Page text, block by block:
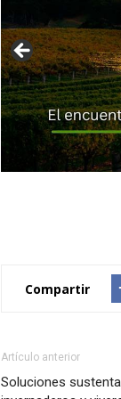
Compartir
Artículo anterior
Soluciones